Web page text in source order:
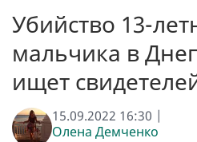
Убийство 13-
мальчика в
ищет
15.09.2022 16:30 |
Олена Демченко